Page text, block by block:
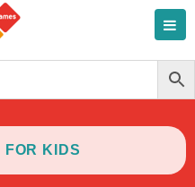
FOR KIDS